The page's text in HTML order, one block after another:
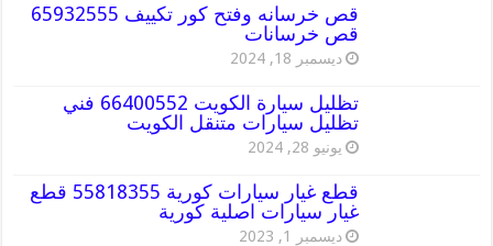
قص خرسانه وفتح كور تكييف 65932555
قص خرسانات
ديسمبر 18, 2024
تظليل سيارة الكويت 66400552 فني
تظليل سيارات متنقل الكويت
يونيو 28, 2024
قطع غيار سيارات كورية 55818355 قطع
غيار سيارات اصلية كورية
ديسمبر 1, 2023